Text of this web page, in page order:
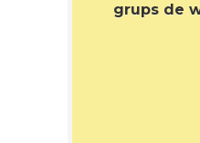
grups de